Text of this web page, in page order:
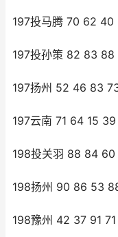
197投马腾 70 62
197投孙策 82 83
197扬州 52 46 83
197云南 71 64 15
198投关羽 88 84
198扬州 90 86 53
198豫州 42 37 91